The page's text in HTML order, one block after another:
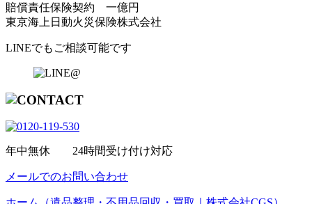
賠償責任保険契約 一億円
東京海上日動火災保険株式会社
LINEでもご相談可能です
年中無休 24時間受け付け対応
メールでのお問い合わせ